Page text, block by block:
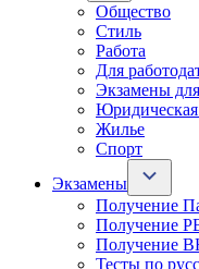
Общество
Стиль
Работа
Для
Экзамены
Жилье
Спорт
Экзамены
Получение
Получение
Получение
Тесты по